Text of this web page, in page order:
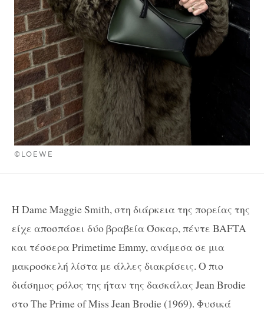
©LOEWE
Η Dame Maggie Smith, στη διάρκεια της πορείας της
είχε αποσπάσει δύο βραβεία Όσκαρ, πέντε BAFTA
και τέσσερα Primetime Emmy, ανάμεσα σε μια
μακροσκελή λίστα με άλλες διακρίσεις. Ο πιο
διάσημος ρόλος της ήταν της δασκάλας Jean Brodie
στο The Prime of Miss Jean Brodie (1969). Φυσικά